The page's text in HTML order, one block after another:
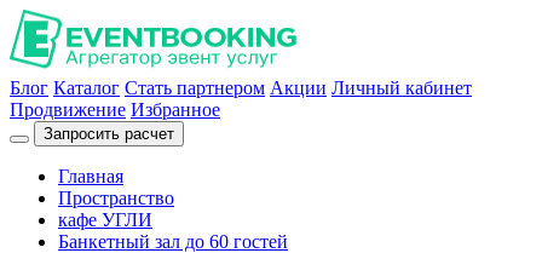
Блог Каталог Стать партнером Акции Личный кабинет
Продвижение Избранное
Запросить расчет
Главная
Пространство
кафе УГЛИ
Банкетный зал до 60 гостей